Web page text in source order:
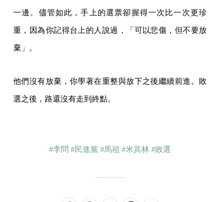
一邊。儘管如此，手上的選票卻握得一次比一次更珍
重，因為你記得台上的人說過，「可以悲傷，但不要放
棄」。
他們沒有放棄，你學著在重整與放下之後繼續前進。敗
選之後，路還沒有走到終點。
#李問 #民進黨 #馬祖 #米其林 #敗選